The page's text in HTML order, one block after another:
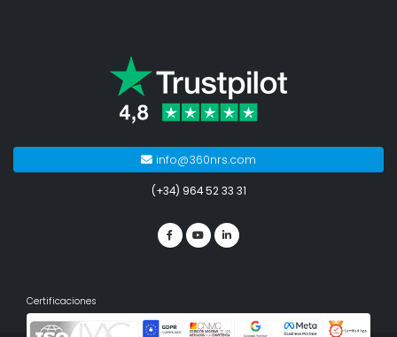
info@360nrs.com
(+34) 964 52 33 31
Certificaciones